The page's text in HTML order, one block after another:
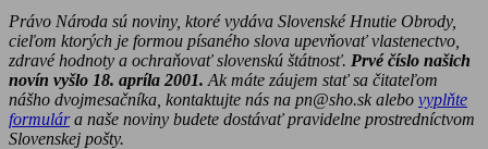
Právo Národa sú noviny, ktoré vydáva Slovenské Hnutie Obrody,
cieľom ktorých je formou písaného slova upevňovať vlastenectvo,
zdravé hodnoty a ochraňovať slovenskú štátnosť. Prvé číslo našich
novín vyšlo 18. apríla 2001. Ak máte záujem stať sa čitateľom
nášho dvojmesačníka, kontaktujte nás na pn@sho.sk alebo vyplňte
formulára naše noviny budete dostávať pravidelne prostredníctvom
Slovenskej pošty.